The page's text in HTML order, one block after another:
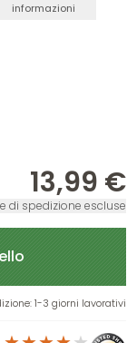
informazioni
13,99 €
di spedizione escluse
: 1-3 giorni lavorativi